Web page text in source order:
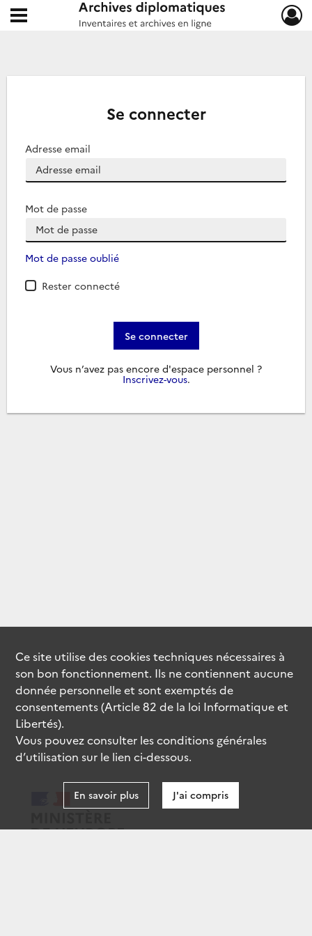
Archives diplomatiques
Ouvrir le menu déroulant
Se connecter
Adresse email
Mot de passe
Mot de passe oublié
Rester connecté
Se connecter
Vous n’avez pas encore d'espace personnel ?
Inscrivez-vous.
Ce site utilise descookiestechniques nécessaires à
son bon fonctionnement. Ils ne contiennent aucune
donnée personnelle et sont exemptés de
consentements (Article 82 de la loi Informatique et
Libertés).
Vous pouvez consulter les conditions générales
d’utilisation sur le lien ci-dessous.
En savoir plus J'ai compris